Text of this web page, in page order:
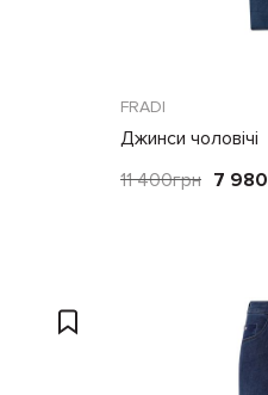
FRADI
Джинси чоловічі
11 400грн 7 980